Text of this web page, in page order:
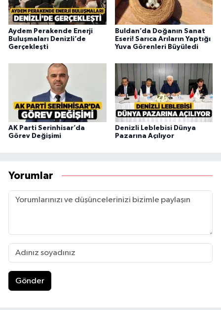
Aydem Perakende Enerji
Buluşmaları Denizli’de
Gerçekleşti
Buldan’da Doğanın Sanat
Eseri! Sarıca Arıların Yaptığı
Yuva Görenleri Büyüledi
AK Parti Serinhisar’da
Görev Değişimi
Denizli Leblebisi Dünya
Pazarına Açılıyor
Yorumlar
Gönder